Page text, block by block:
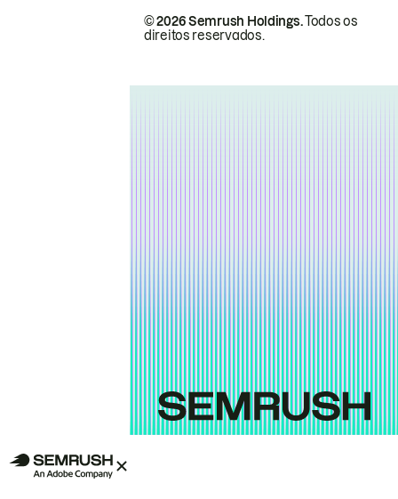
© 2026 Semrush Holdings.Todos os
direitos reservados.